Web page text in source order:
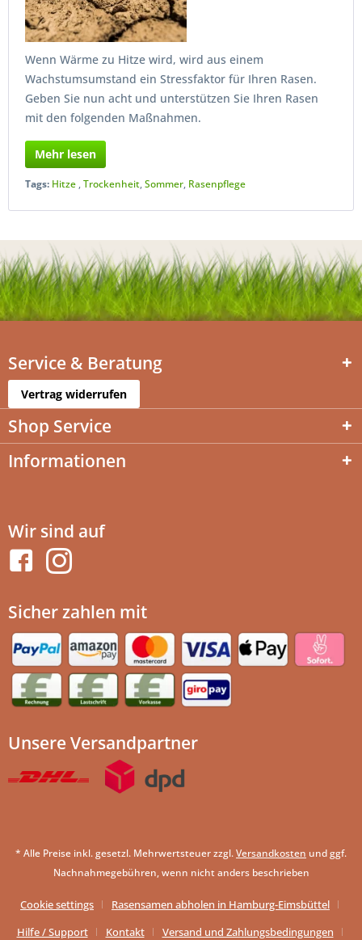
Wenn Wärme zu Hitze wird, wird aus einem
Wachstumsumstand ein Stressfaktor für Ihren Rasen.
Geben Sie nun acht und unterstützen Sie Ihren Rasen
mit den folgenden Maßnahmen.
Mehr lesen
Tags: Hitze ,Trockenheit,Sommer, Rasenpflege
Service & Beratung
Vertrag widerrufen
Shop Service
Informationen
Wir sind auf
Sicher zahlen mit
Unsere Versandpartner
* Alle Preise inkl. gesetzl. Mehrwertsteuer zzgl.Versandkosten und ggf.
Nachnahmegebühren, wenn nicht anders beschrieben
Cookie settings
Rasensamen abholen in Hamburg-Eimsbüttel
Hilfe / Support
Kontakt Versand und Zahlungsbedingungen